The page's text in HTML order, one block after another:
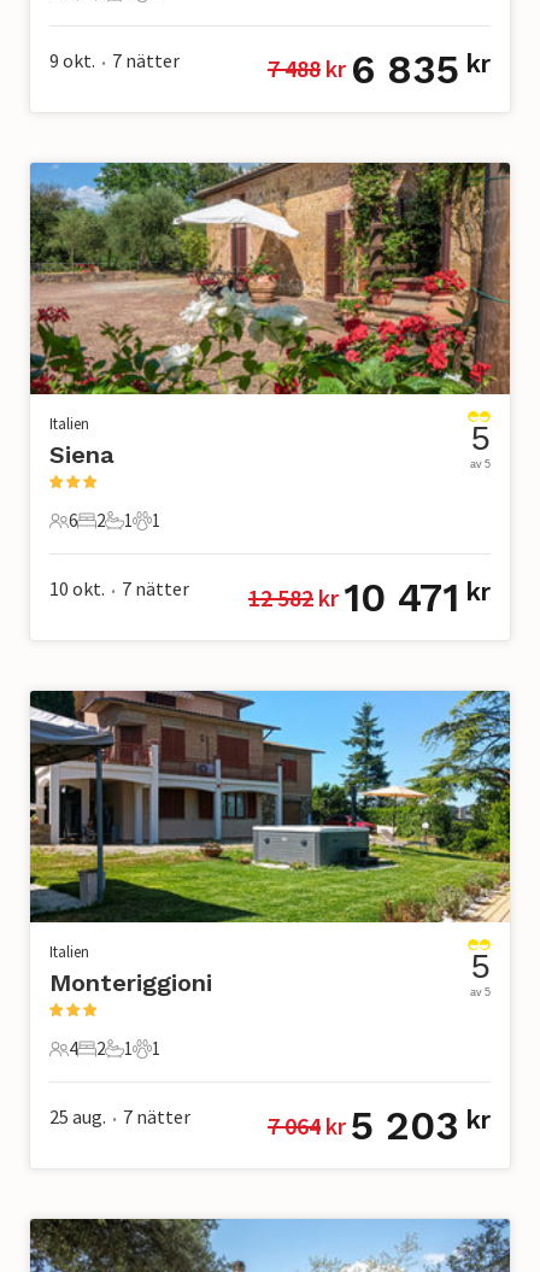
2 Gäster
1 Sovrum
1 Badrum
0 Husdjur
9 okt. • 7 nätter 7 488 kr 6 835 kr
Italien
Siena
6 Gäster
6
2 Sovrum
2
1 Badrum
1
1 Husdjur
1
5
av 5
10 okt. • 7 nätter 12 582 kr 10 471 kr
Italien
Monteriggioni
4 Gäster
4
2 Sovrum
2
1 Badrum
1
1 Husdjur
1
5
av 5
25 aug. • 7 nätter 7 064 kr 5 203 kr